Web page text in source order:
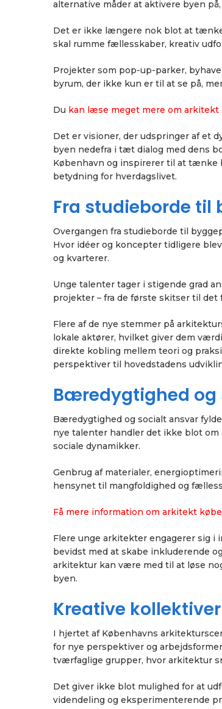
alternative måder at aktivere byen
Det er ikke længere nok blot at
skal rumme fællesskaber, kreativ
Projekter som pop-up-parker,
byrum, der ikke kun er til at se på,
Du kan læse meget mere om arkitekt
Det er visioner, der udspringer af et
byen nedefra i tæt dialog med dens
København og inspirerer til at tænke
betydning for hverdagslivet.
Fra studieborde til
Overgangen fra studieborde til
Hvor idéer og koncepter tidligere
og kvarterer.
Unge talenter tager i stigende grad
projekter – fra de første skitser til det
Flere af de nye stemmer på
lokale aktører, hvilket giver dem
direkte kobling mellem teori og
perspektiver til hovedstadens
Bæredygtighed og
Bæredygtighed og socialt ansvar
nye talenter handler det ikke blot
sociale dynamikker.
Genbrug af materialer,
hensynet til mangfoldighed og
Få mere information om arkitekt
Flere unge arkitekter engagerer sig i
bevidst med at skabe inkluderende
arkitektur kan være med til at løse
byen.
Kreative
I hjertet af Københavns
for nye perspektiver og
tværfaglige grupper, hvor arkitektur
Det giver ikke blot mulighed for at
videndeling og eksperimenterende